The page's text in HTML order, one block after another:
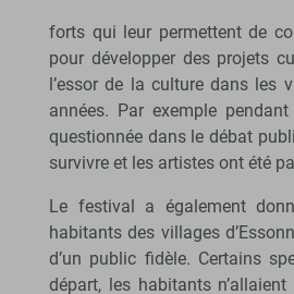
forts qui leur permettent de
pour développer des projets
l’essor de la culture dans
années. Par exemple
questionnée dans le débat
survivre et les artistes ont été
Le festival a également
habitants des villages
d’un public fidèle. Certains
départ, les habitants